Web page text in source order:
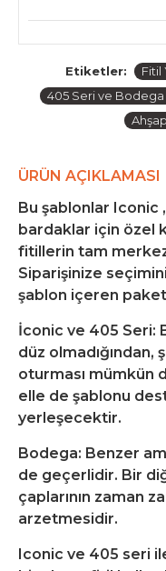
Etiketler:
Fitil
405 Seri ve
ÜRÜN AÇIKLAMASI
Bu şablonlar Iconic
bardaklar için özel
fitillerin tam
Siparişinize
şablon içeren
İconic ve 405 Seri:
düz
oturması mümkün
elle de şablonu
yerleşecektir.
Bodega: Benzer
de geçerlidir. Bir
çaplarının zaman
arzetmesidir.
Iconic ve 405 seri